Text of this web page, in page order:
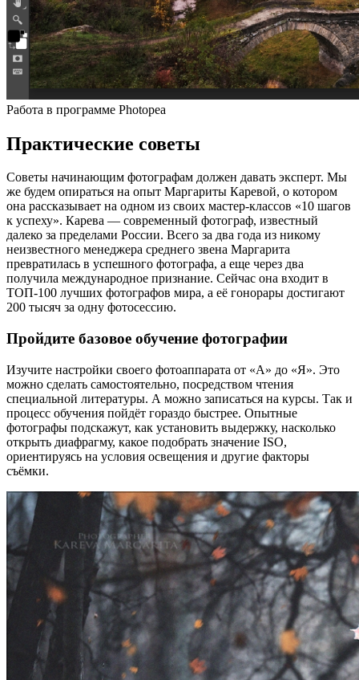
Работа в программе Photopea
Практические советы
Советы начинающим фотографам должен давать эксперт. Мы
же будем опираться на опыт Маргариты Каревой, о котором
она рассказывает на одном из своих мастер-классов «10 шагов
к успеху». Карева — современный фотограф, известный
далеко за пределами России. Всего за два года из никому
неизвестного менеджера среднего звена Маргарита
превратилась в успешного фотографа, а еще через два
получила международное признание. Сейчас она входит в
ТОП-100 лучших фотографов мира, а её гонорары достигают
200 тысяч за одну фотосессию.
Пройдите базовое обучение фотографии
Изучите настройки своего фотоаппарата от «А» до «Я». Это
можно сделать самостоятельно, посредством чтения
специальной литературы. А можно записаться на курсы. Так и
процесс обучения пойдёт гораздо быстрее. Опытные
фотографы подскажут, как установить выдержку, насколько
открыть диафрагму, какое подобрать значение ISO,
ориентируясь на условия освещения и другие факторы
съёмки.